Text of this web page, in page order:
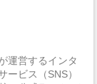
運営するインタ
ビス（SNS）